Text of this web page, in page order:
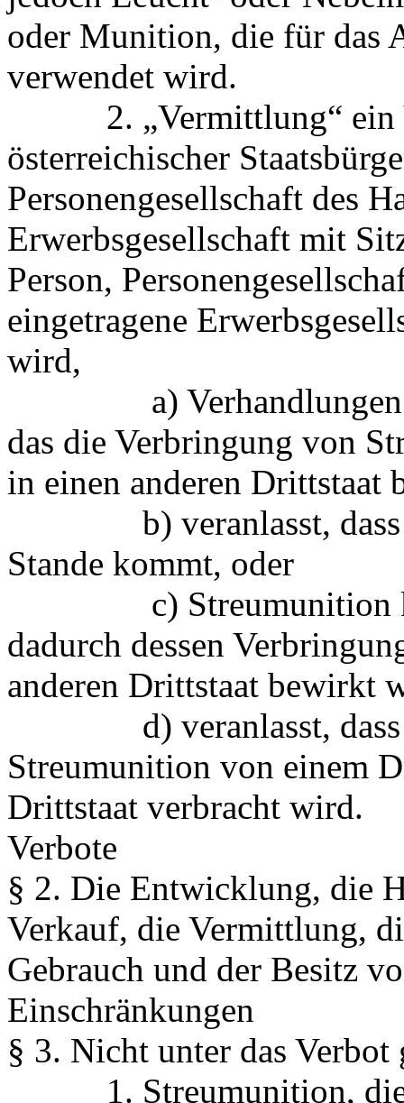
oder Munition, die für das
verwendet wird.
2. „Vermittlung“ ein
österreichischer
Personengesellschaft des
Erwerbsgesellschaft mit
Person,
eingetragene
wird,
a) Verhandlungen
das die Verbringung von
in einen anderen Drittstaat
b) veranlasst, dass
Stande kommt, oder
c) Streumunition
dadurch dessen
anderen Drittstaat bewirkt
d) veranlasst, dass in
Streumunition von einem
Drittstaat verbracht wird.
Verbote
§ 2. Die Entwicklung, die
Verkauf, die Vermittlung,
Gebrauch und der Besitz
Einschränkungen
§ 3. Nicht unter das
1. Streumunition, die